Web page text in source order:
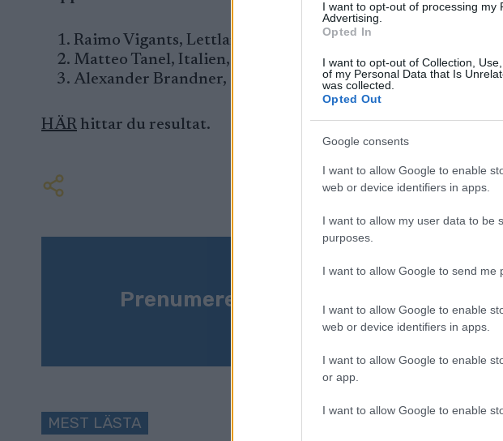
I want to opt-out of processing my
Advertising.
Opted In
I want to opt-out of Collection,
of my Personal Data that Is
was collected.
Opted Out
Google consents
I want to allow Google to enable
web or device identifiers in apps.
I want to allow my user data to be
purposes.
I want to allow Google to send me
I want to allow Google to enable
web or device identifiers in apps.
I want to allow Google to enable
or app.
I want to allow Google to enable
Raimo Vigants, Lettland, 26.51,7
Matteo Tanel, Italien, +1,8
Alexander Brandner, Österrike, +2,0
HÄR hittar du resultat.
Prenumerera på vårt nyhetsbrev
MEST LÄSTA